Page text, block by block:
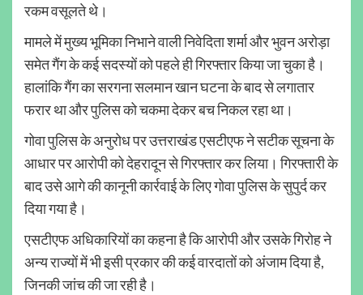
रकम वसूलते थे।
मामले में मुख्य भूमिका निभाने वाली निवेदिता शर्मा और भुवन अरोड़ा
समेत गैंग के कई सदस्यों को पहले ही गिरफ्तार किया जा चुका है।
हालांकि गैंग का सरगना सलमान खान घटना के बाद से लगातार
फरार था और पुलिस को चकमा देकर बच निकल रहा था।
गोवा पुलिस के अनुरोध पर उत्तराखंड एसटीएफ ने सटीक सूचना के
आधार पर आरोपी को देहरादून से गिरफ्तार कर लिया। गिरफ्तारी के
बाद उसे आगे की कानूनी कार्रवाई के लिए गोवा पुलिस के सुपुर्द कर
दिया गया है।
एसटीएफ अधिकारियों का कहना है कि आरोपी और उसके गिरोह ने
अन्य राज्यों में भी इसी प्रकार की कई वारदातों को अंजाम दिया है,
जिनकी जांच की जा रही है।